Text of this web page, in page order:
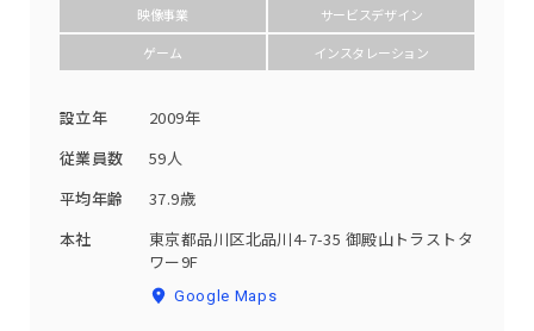
映像事業
サービスデザイン
ゲーム
インスタレーション
設立年
2009年
従業員数
59人
平均年齢
37.9歳
本社
東京都品川区北品川4-7-35 御殿山トラストタ
ワー9F
Google Maps